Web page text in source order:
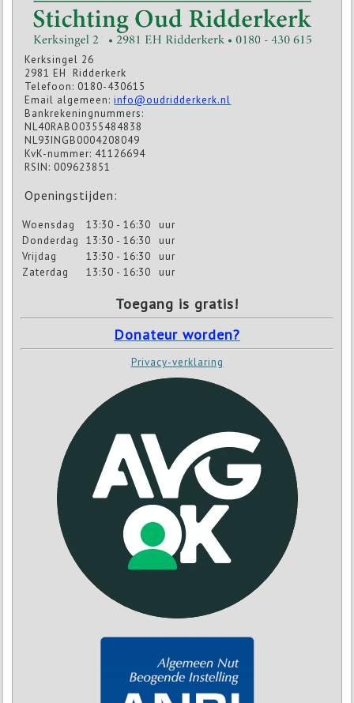
Kerksingel 26
2981 EH Ridderkerk
Telefoon: 0180-430615
Email algemeen:info@oudridderkerk.nl
Bankrekeningnummers:
NL40RABO0355484838
NL93INGB0004208049
KvK-nummer: 41126694
RSIN: 009623851
Openingstijden:
Woensdag 13:30 - 16:30
uur
Donderdag
13:30 - 16:30
uur
Vrijdag
13:30 - 16:30
uur
Zaterdag
13:30 - 16:30 uur
Toegang is gratis!
Donateur worden?
Privacy-verklaring